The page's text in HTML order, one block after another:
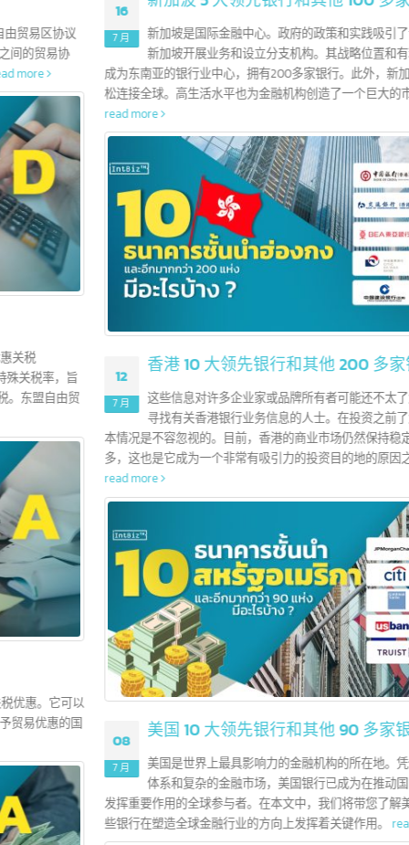
16
7 月
新加波 5 大领先银行和其他 100 多家银行
新加坡是国际金融中心。政府的政策和实践吸引了许多外国银行
新加坡开展业务和设立分支机构。其战略位置和有利政策使新加
成为东南亚的银行业中心，拥有200多家银行。此外，新加坡还帮助银
松连接全球。高生活水平也为金融机构创造了一个巨大的市场。
read more
7 月
香港 10 大领先银行和其他 200 多家银行
这些信息对许多企业家或品牌所有者可能还不太了解，或者是正
寻找有关香港银行业务信息的人士。在投资之前了解各家银行的
本情况是不容忽视的。目前，香港的商业市场仍然保持稳定，并且机会众
多，这也是它成为一个非常有吸引力的投资目的地的原因之一。
read more